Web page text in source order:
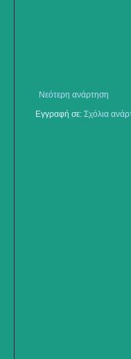
Νεότερη ανάρτηση
Εγγραφή σε: Σχόλια